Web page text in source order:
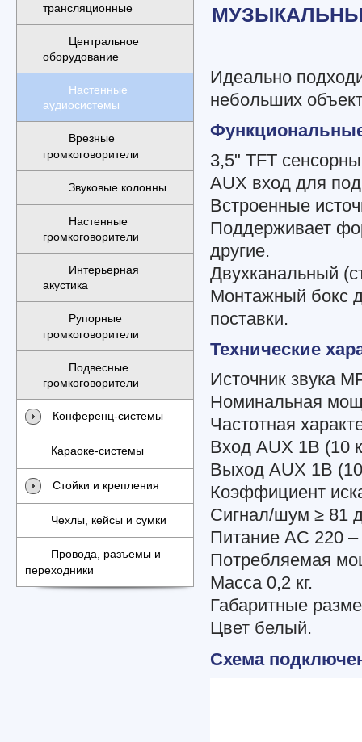
трансляционные
Центральное
оборудование
Настенные
аудиосистемы
Врезные
громкоговорители
Звуковые колонны
Настенные
громкоговорители
Интерьерная
акустика
Рупорные
громкоговорители
Подвесные
громкоговорители
Конференц-системы
Караоке-системы
Стойки и крепления
Чехлы, кейсы и сумки
Провода, разъемы и
переходники
Идеально
небольших
3,5" TFT
AUX вход для
Встроенные
Поддерживает
другие.
Двухканальный
Монтажный бокс
поставки.
Технические
Источник звука
Номинальная
Частотная
Вход AUX 1В (10
Выход AUX 1В
Коэффициент
Сигнал/шум ≥ 81
Питание AC 220
Потребляемая
Масса 0,2 кг.
Габаритные
Цвет белый.
Схема